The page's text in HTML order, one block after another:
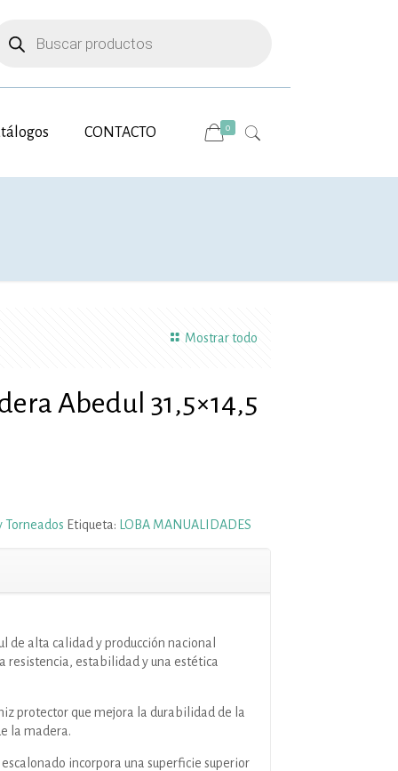
CONTACTO 0
Mostrar todo
Abedul 31,5×14,5
Torneados Etiqueta: LOBA MANUALIDADES
de alta calidad y producción nacional
resistencia, estabilidad y una estética
protector que mejora la durabilidad de la
la madera.
incorpora una superficie superior